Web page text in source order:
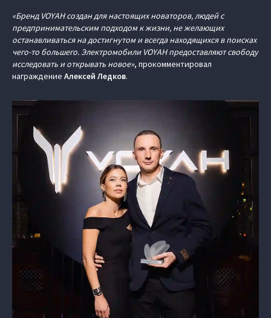
«Бренд VOYAH создан для настоящих новаторов, людей с
предпринимательским подходом к жизни, не желающих
останавливаться на достигнутом и всегда находящихся в поисках
чего-то большего. Электромобили VOYAH предоставляют свободу
исследовать и открывать новое», прокомментировал
награждение Алексей Ледков.